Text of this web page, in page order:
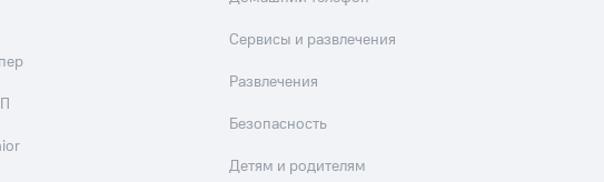
Сервисы и развлечения
Развлечения
Безопасность
Детям и родителям